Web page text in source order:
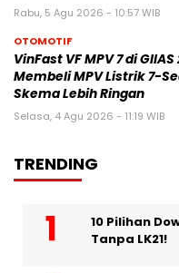
Rabu, 5 Agu 2026 - 10:57 WIB
OTOMOTIF
VinFast VF MPV 7 di
Membeli MPV Listrik 7-
Skema Lebih Ringan
Selasa, 4 Agu 2026 - 11:19 WIB
TRENDING
10 Pilihan
Tanpa LK21!